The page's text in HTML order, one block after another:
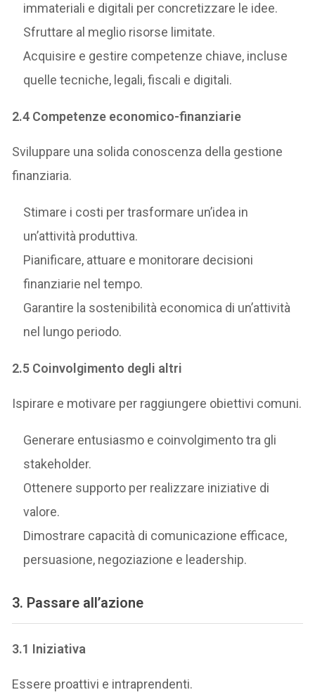
immateriali e digitali per concretizzare le idee.
Sfruttare al meglio risorse limitate.
Acquisire e gestire competenze chiave, incluse
quelle tecniche, legali, fiscali e digitali.
2.4 Competenze economico-finanziarie
Sviluppare una solida conoscenza della gestione
finanziaria.
Stimare i costi per trasformare un’idea in
un’attività produttiva.
Pianificare, attuare e monitorare decisioni
finanziarie nel tempo.
Garantire la sostenibilità economica di un’attività
nel lungo periodo.
2.5 Coinvolgimento degli altri
Ispirare e motivare per raggiungere obiettivi comuni.
Generare entusiasmo e coinvolgimento tra gli
stakeholder.
Ottenere supporto per realizzare iniziative di
valore.
Dimostrare capacità di comunicazione efficace,
persuasione, negoziazione e leadership.
3. Passare all’azione
3.1 Iniziativa
Essere proattivi e intraprendenti.